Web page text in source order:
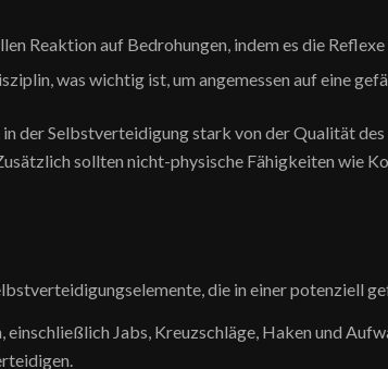
Reaktion auf Bedrohungen, indem es die
was wichtig ist, um angemessen auf eine
der Selbstverteidigung stark von der Qualität
sollten nicht-physische Fähigkeiten wie
die in einer potenziell
Jabs, Kreuzschläge, Haken und